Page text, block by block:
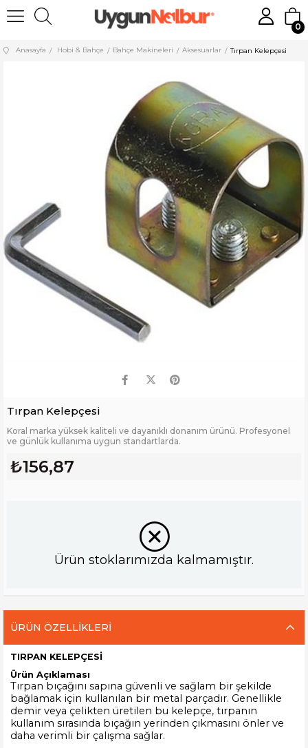
0
Anasayfa Hobi & Bahçe Bahçe Makineleri Aksesuarlar Tırpan Kelepçesi
Tırpan Kelepçesi
Koral marka yüksek kaliteli ve dayanıklı donanım ürünü. Profesyonel
ve günlük kullanıma uygun standartlarda.
₺156,87
Ürün stoklarımızda kalmamıştır.
ÜRÜN ÖZELLIKLERI
TIRPAN KELEPÇESİ
Ürün Açıklaması
Tırpan bıçağını sapına güvenli ve sağlam bir şekilde
bağlamak için kullanılan bir metal parçadır. Genellikle
demir veya çelikten üretilen bu kelepçe, tırpanın
kullanım sırasında bıçağın yerinden çıkmasını önler ve
daha verimli bir çalışma sağlar.